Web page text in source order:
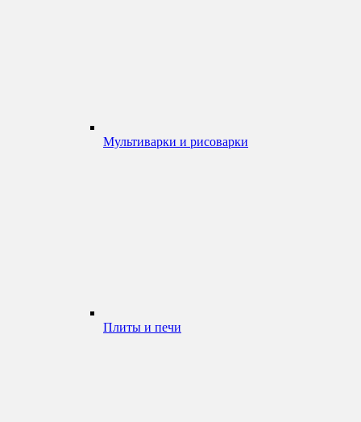
Мультиварки и рисоварки
Плиты и печи